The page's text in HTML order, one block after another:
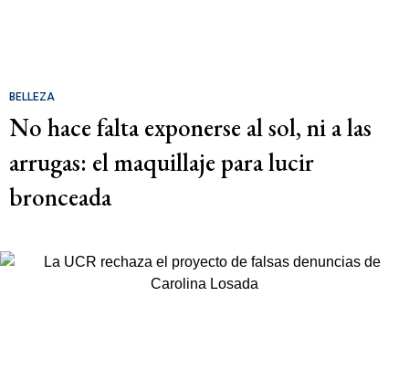
BELLEZA
No hace falta exponerse al sol, ni a las
arrugas: el maquillaje para lucir
bronceada